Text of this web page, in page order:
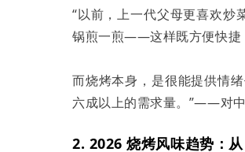
“以前，上一代父母更喜欢炒
锅煎一煎——这样既方便快捷
而烧烤本身，是很能提供情
六成以上的需求量。”——对中
2. 2026 烧烤风味趋势：